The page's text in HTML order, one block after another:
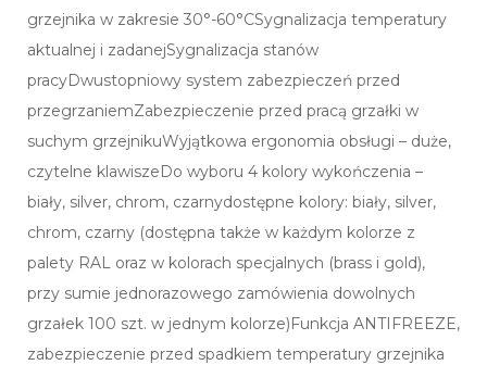
grzejnika w zakresie 30°-60°CSygnalizacja temperatury
aktualnej i zadanejSygnalizacja stanów
pracyDwustopniowy system zabezpieczeń przed
przegrzaniemZabezpieczenie przed pracą grzałki w
suchym grzejnikuWyjątkowa ergonomia obsługi – duże,
czytelne klawiszeDo wyboru 4 kolory wykończenia –
biały, silver, chrom, czarnydostępne kolory: biały, silver,
chrom, czarny (dostępna także w każdym kolorze z
palety RAL oraz w kolorach specjalnych (brass i gold),
przy sumie jednorazowego zamówienia dowolnych
grzałek 100 szt. w jednym kolorze)Funkcja ANTIFREEZE,
zabezpieczenie przed spadkiem temperatury grzejnika